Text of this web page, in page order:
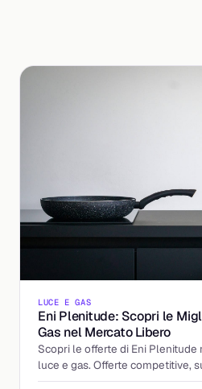
LUCE E GAS
Eni Plenitude: Scopri le
Gas nel Mercato Libero
Scopri le offerte di Eni Plenitude
luce e gas. Offerte competitive,
e servizi digitali avanzati.